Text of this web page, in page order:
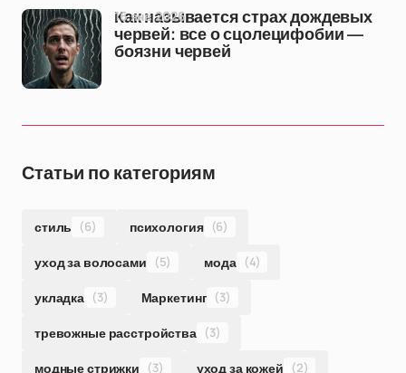
Как называется страх дождевых
червей: все о сцолецифобии —
боязни червей
16 янв 2026
Статьи по категориям
стиль (6) психология (6)
уход за волосами (5) мода (4)
укладка (3) Маркетинг (3)
тревожные расстройства (3)
модные стрижки (3) уход за кожей (2)